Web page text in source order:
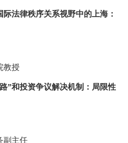
法律秩序关系视野中的上海：
教授
”和投资争议解决机制：局限性
副主任